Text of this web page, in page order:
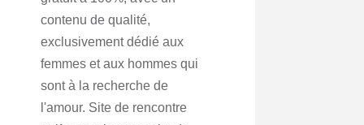
contenu de qualité,
exclusivement dédié aux
femmes et aux hommes qui
sont à la recherche de
l'amour. Site de rencontre